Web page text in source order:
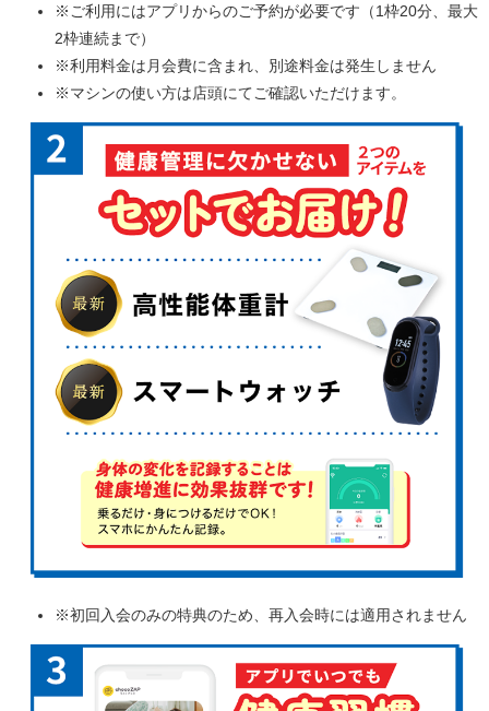
※ご利用にはアプリからのご予約が必要です（1枠20分、最大
2枠連続まで）
※利用料金は月会費に含まれ、別途料金は発生しません
※マシンの使い方は店頭にてご確認いただけます。
※初回入会のみの特典のため、再入会時には適用されません